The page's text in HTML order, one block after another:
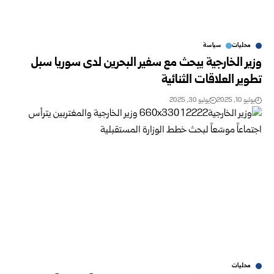
محليات سياسة
وزير الخارجية يبحث مع سفير البحرين لدى سوريا سبل
تطوير العلاقات الثنائية
يوليو 10, 2025 يوليو 30, 2025
محليات